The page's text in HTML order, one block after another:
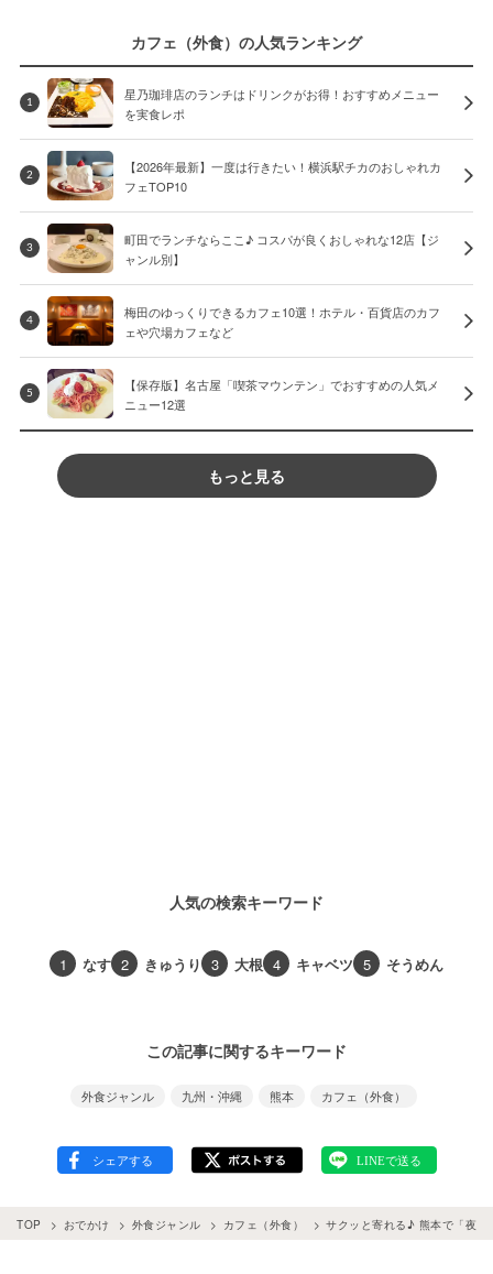
カフェ（外食）の人気ランキング
1
星乃珈琲店のランチはドリンクがお得！おすすめメニュー
を実食レポ
2
【2026年最新】一度は行きたい！横浜駅チカのおしゃれカ
フェTOP10
3
町田でランチならここ♪ コスパが良くおしゃれな12店【ジ
ャンル別】
4
梅田のゆっくりできるカフェ10選！ホテル・百貨店のカフ
ェや穴場カフェなど
5
【保存版】名古屋「喫茶マウンテン」でおすすめの人気メ
ニュー12選
もっと見る
人気の検索キーワード
1 なす 2 きゅうり 3 大根 4 キャベツ 5 そうめん
この記事に関するキーワード
外食ジャンル 九州・沖縄 熊本 カフェ（外食）
TOP おでかけ 外食ジャンル カフェ（外食） サクッと寄れる♪ 熊本で「夜